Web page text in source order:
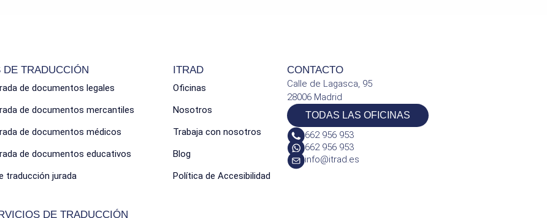
DE TRADUCCIÓN
de documentos legales
de documentos mercantiles
de documentos médicos
de documentos educativos
traducción jurada
ITRAD
Oficinas
Nosotros
Trabaja con nosotros
Blog
Política de Accesibilidad
CONTACTO
Calle de Lagasca, 95
28006 Madrid
TODAS LAS OFICINAS
662 956 953
662 956 953
info@itrad.es
DE TRADUCCIÓN